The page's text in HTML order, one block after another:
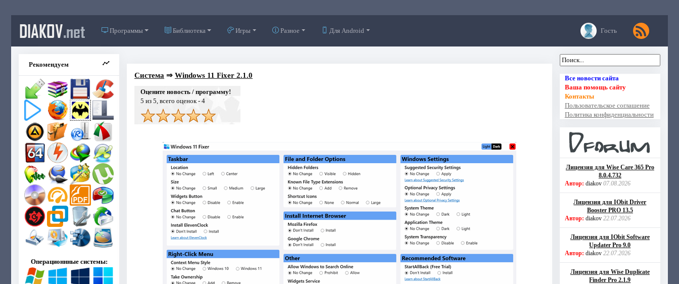
DIAKOV.net Программы Библиотека Игры Разное Для Android Гость
Рекомендуем
Операционнные системы:
Система ⇒ Windows 11 Fixer 2.1.0
Оцените новость / программу!
5 из 5, всего оценок - 4
Все новости сайта
Ваша помощь сайту
Контакты
Пользовательское соглашение
Политика конфиденциальности
Лицензия для Wise Care 365 Pro
8.0.4.732
Автор: diakov 07.08.2026
Лицензия для IObit Driver
Booster PRO 13.5
Автор: diakov 22.07.2026
Лицензия для IObit Software
Updater Pro 9.0
Автор: diakov 22.07.2026
Лицензия для Wise Duplicate
Finder Pro 2.1.9